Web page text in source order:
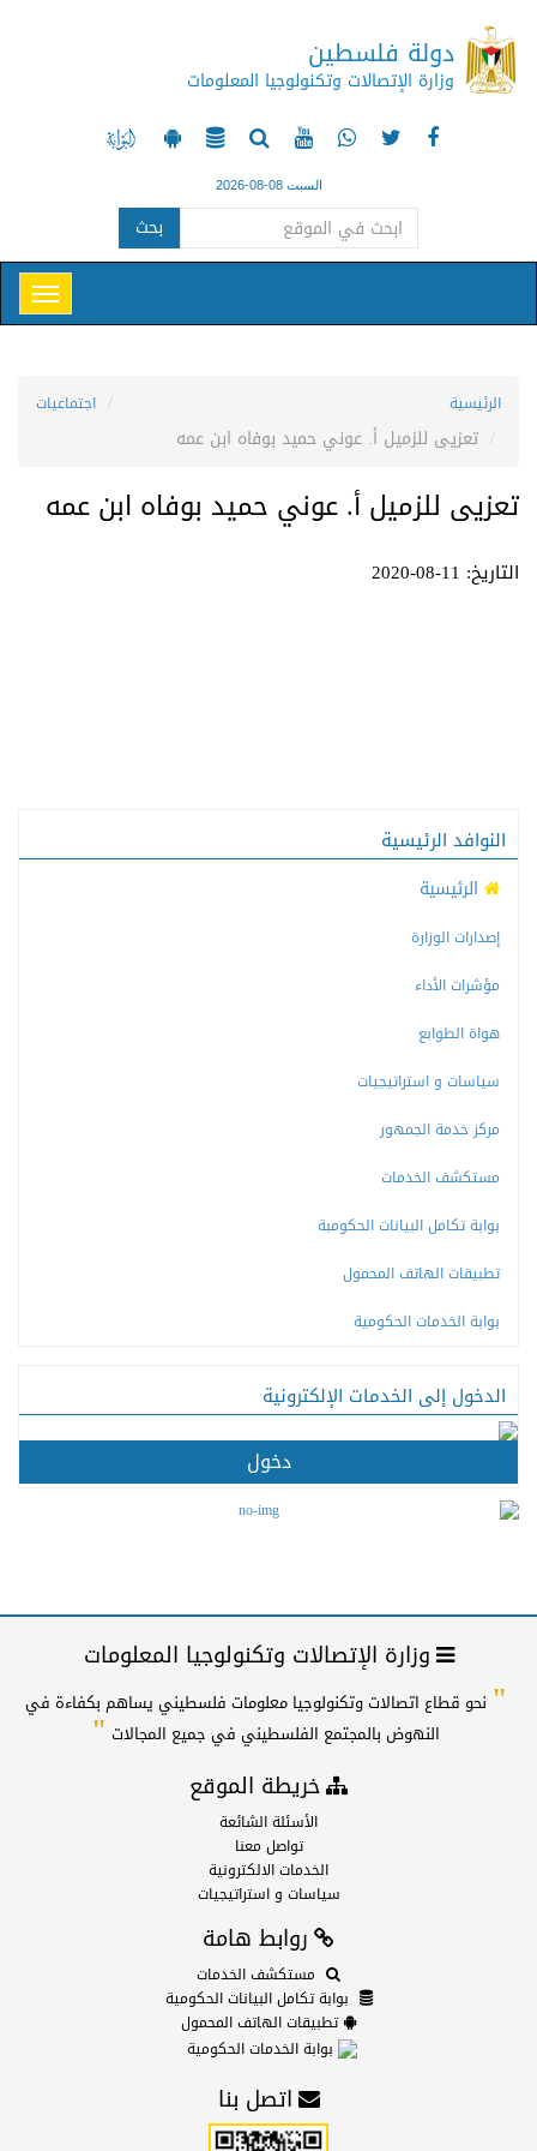
دولة فلسطين
وزارة الإتصالات وتكنولوجيا المعلومات
السبت 08-08-2026
بحث
الرئيسية اجتماعيات
تعزيى للزميل أ. عوني حميد بوفاه ابن عمه
تعزيى للزميل أ. عوني حميد بوفاه ابن عمه
التاريخ: 11-08-2020
النوافد الرئيسية
الرئيسية
إصدارات الوزارة
مؤشرات الأداء
هواة الطوابع
سياسات و استراتيجيات
مركز خدمة الجمهور
مستكشف الخدمات
بوابة تكامل البيانات الحكومبة
تطبيقات الهاتف المحمول
بوابة الخدمات الحكومية
الدخول إلى الخدمات الإلكترونية
دخول
وزارة الإتصالات وتكنولوجيا المعلومات
" نحو قطاع اتصالات وتكنولوجيا معلومات فلسطيني يساهم بكفاءة في
النهوض بالمجتمع الفلسطيني في جميع المجالات"
خريطة الموقع
الأسئلة الشائعة
تواصل معنا
الخدمات الالكترونية
سياسات و استراتيجيات
روابط هامة
مستكشف الخدمات
بوابة تكامل البيانات الحكومية
تطبيقات الهاتف المحمول
بوابة الخدمات الحكومية
اتصل بنا